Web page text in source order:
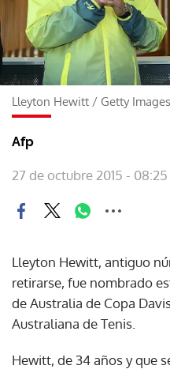
Lleyton Hewitt / Getty Images
Afp
27 de octubre 2015 - 08:25
Lleyton Hewitt, antiguo
retirarse, fue nombrado
de Australia de Copa
Australiana de Tenis.
Hewitt, de 34 años y que